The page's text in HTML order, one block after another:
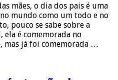
mães, o dia dos pais é uma
mundo como um todo e no
pouco se sabe sobre a
ela é comemorada no
mas já foi comemorada …